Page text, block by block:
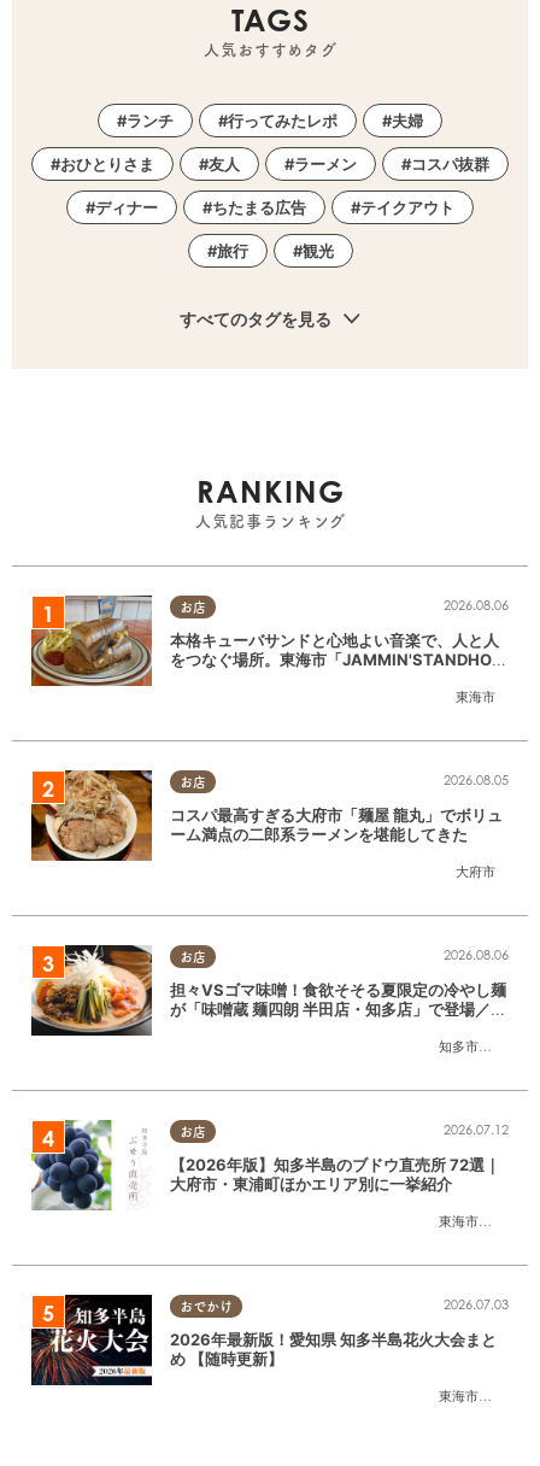
TAGS
人気おすすめタグ
ランチ 行ってみたレポ 夫婦
おひとりさま 友人 ラーメン コスパ抜群
ディナー ちたまる広告 テイクアウト
旅行 観光
すべてのタグを見る
RANKING
人気記事ランキング
お店
東海市
2026.08.06
本格キューバサンドと心地よい音楽で、人と人
をつなぐ場所。東海市「JAMMIN'STANDHOU
お店
大府市
2026.08.05
コスパ最高すぎる大府市「麺屋 龍丸」でボリュ
ーム満点の二郎系ラーメンを堪能してきた
お店
知多市
,半田市
2026.08.06
担々VSゴマ味噌！食欲そそる夏限定の冷やし麺
が「味噌蔵 麺四朗 半田店・知多店」で登場／ち
お店
東海市
,大府市
2026.07.12
【2026年版】知多半島のブドウ直売所 72選｜
大府市・東浦町ほかエリア別に一挙紹介
おでかけ
東海市
,大府市
2026.07.03
2026年最新版！愛知県 知多半島花火大会まと
め 【随時更新】